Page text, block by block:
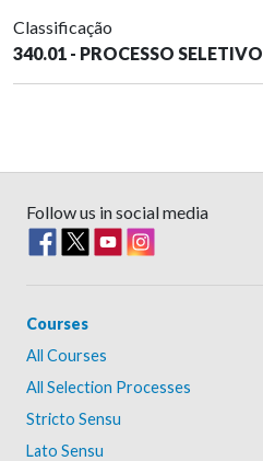
Classificação
340.01 - PROCESSO SELETIVO
Follow us in social media
Courses
All Courses
All Selection Processes
Stricto Sensu
Lato Sensu